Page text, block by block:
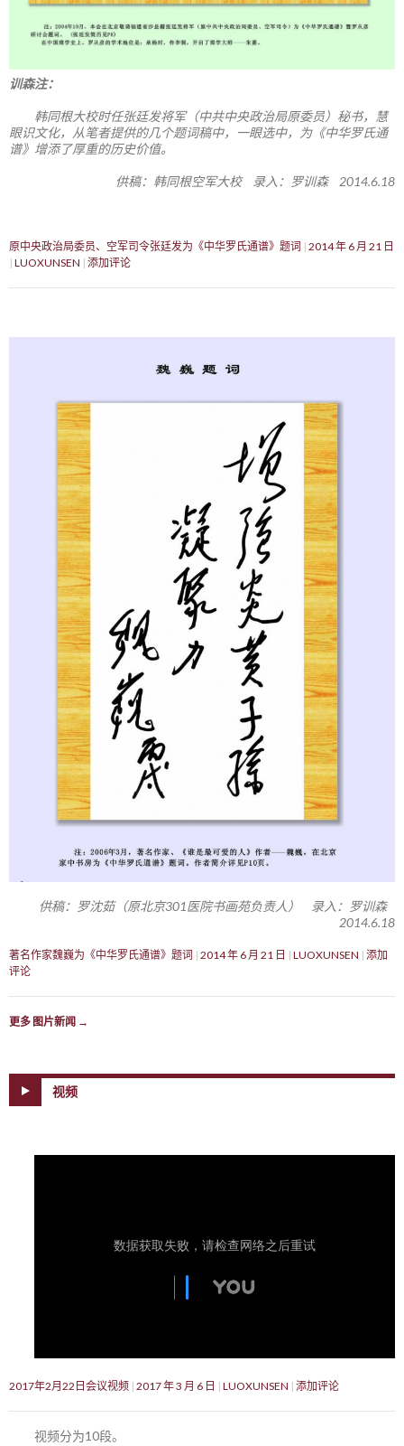
训森注：
韩同根大校时任张廷发将军（中共中央政治局原委员）秘书，慧
眼识文化，从笔者提供的几个题词稿中，一眼选中，为《中华罗氏通
谱》增添了厚重的历史价值。
供稿：韩同根空军大校 录入：罗训森 2014.6.18
原中央政治局委员、空军司令张廷发为《中华罗氏通谱》题词 2014 年 6 月 21 日
LUOXUNSEN 添加评论
供稿：罗沈茹（原北京301医院书画苑负责人） 录入：罗训森
2014.6.18
著名作家魏巍为《中华罗氏通谱》题词 2014 年 6 月 21 日 LUOXUNSEN 添加
评论
更多 图片新闻 →
视频
2017年2月22日会议视频 2017 年 3 月 6 日 LUOXUNSEN 添加评论
视频分为10段。